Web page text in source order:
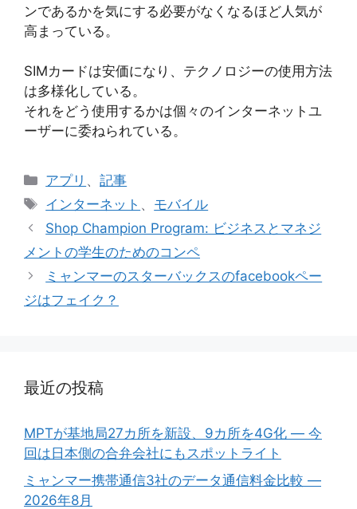
ンであるかを気にする必要がなくなるほど人気が​​
高まっている。
SIMカードは安価になり、テクノロジーの使用方法
は多様化している。
それをどう使用するかは個々のインターネットユ
ーザーに委ねられている。
カ
テ
リ
ー
アプリ 、記事
タ
グ
インターネット 、 モバイル
Shop Champion Program: ビジネスとマネジ
メントの学生のためのコンペ
ミャンマーのスターバックスのfacebookペー
ジはフェイク？
最近の投稿
MPTが基地局27カ所を新設、9カ所を4G化 ― 今
回は日本側の合弁会社にもスポットライト
ミャンマー携帯通信3社のデータ通信料金比較 ―
2026年8月